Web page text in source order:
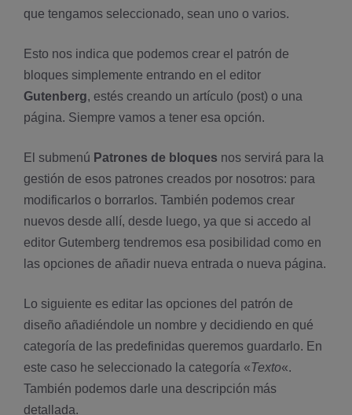
que tengamos seleccionado, sean uno o varios.
Esto nos indica que podemos crear el patrón de
bloques simplemente entrando en el editor
Gutenberg, estés creando un artículo (post) o una
página. Siempre vamos a tener esa opción.
El submenú Patrones de bloques nos servirá para la
gestión de esos patrones creados por nosotros: para
modificarlos o borrarlos. También podemos crear
nuevos desde allí, desde luego, ya que si accedo al
editor Gutemberg tendremos esa posibilidad como en
las opciones de añadir nueva entrada o nueva página.
Lo siguiente es editar las opciones del patrón de
diseño añadiéndole un nombre y decidiendo en qué
categoría de las predefinidas queremos guardarlo. En
este caso he seleccionado la categoría «Texto«.
También podemos darle una descripción más
detallada.